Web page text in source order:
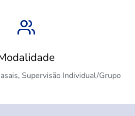
Supervisão Individual/Grupo